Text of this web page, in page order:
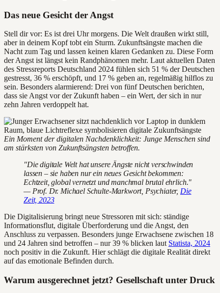
Das neue Gesicht der Angst
Stell dir vor: Es ist drei Uhr morgens. Die Welt draußen wirkt still,
aber in deinem Kopf tobt ein Sturm. Zukunftsängste machen die
Nacht zum Tag und lassen keinen klaren Gedanken zu. Diese Form
der Angst ist längst kein Randphänomen mehr. Laut aktuellen Daten
des Stressreports Deutschland 2024 fühlen sich 51 % der Deutschen
gestresst, 36 % erschöpft, und 17 % geben an, regelmäßig hilflos zu
sein. Besonders alarmierend: Drei von fünf Deutschen berichten,
dass sie Angst vor der Zukunft haben – ein Wert, der sich in nur
zehn Jahren verdoppelt hat.
Ein Moment der digitalen Nachdenklichkeit: Junge Menschen sind
am stärksten von Zukunftsängsten betroffen.
"Die digitale Welt hat unsere Ängste nicht verschwinden
lassen – sie haben nur ein neues Gesicht bekommen:
Echtzeit, global vernetzt und manchmal brutal ehrlich."
— Prof. Dr. Michael Schulte-Markwort, Psychiater, Die
Zeit, 2023
Die Digitalisierung bringt neue Stressoren mit sich: ständige
Informationsflut, digitale Überforderung und die Angst, den
Anschluss zu verpassen. Besonders junge Erwachsene zwischen 18
und 24 Jahren sind betroffen – nur 39 % blicken laut Statista, 2024
noch positiv in die Zukunft. Hier schlägt die digitale Realität direkt
auf das emotionale Befinden durch.
Warum ausgerechnet jetzt? Gesellschaft unter Druck